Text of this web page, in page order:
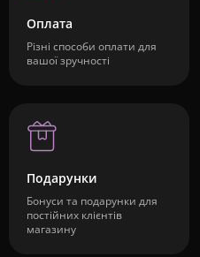
Оплата
Різні способи оплати для
вашої зручності
Подарунки
Бонуси та подарунки для
постійних клієнтів
магазину